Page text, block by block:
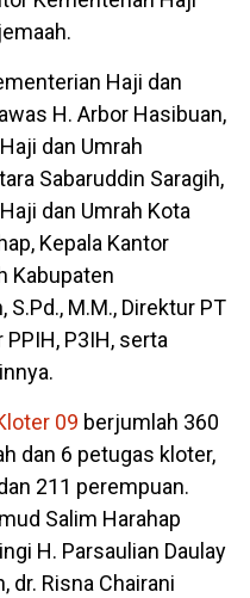
Haji dan
H. Arbor Hasibuan,
dan Umrah
Sabaruddin Saragih,
dan Umrah Kota
Kepala Kantor
Kabupaten
M.M., Direktur PT
PPIH, P3IH, serta
09 berjumlah 360
dan 6 petugas kloter,
211 perempuan.
Salim Harahap
H. Parsaulian Daulay
dr. Risna Chairani